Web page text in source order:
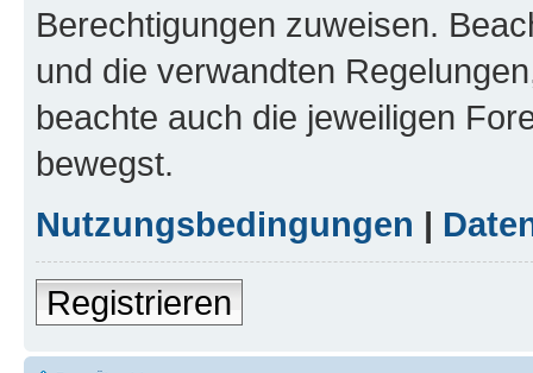
Berechtigungen zuweisen.
und die verwandten
beachte auch die jeweiligen
bewegst.
Nutzungsbedingungen |
Registrieren